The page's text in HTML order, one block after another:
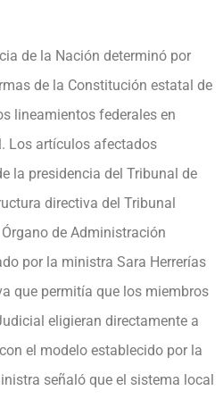
de la Nación determinó por
de la Constitución estatal de
lineamientos federales en
Los artículos afectados
la presidencia del Tribunal de
directiva del Tribunal
de Administración
por la ministra Sara Herrerías
que permitía que los miembros
eligieran directamente a
el modelo establecido por la
señaló que el sistema local